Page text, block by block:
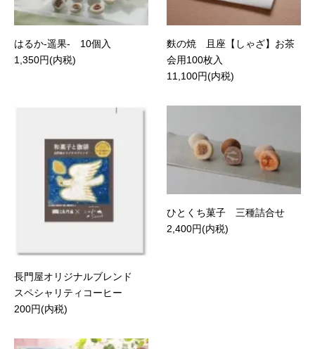
はるか-遥果- 10個入
1,350円(内税)
麩の焼 且座【しゃざ】お茶
会用100枚入
11,100円(内税)
長門屋オリジナルブレンド
スペシャリティコーヒー
200円(内税)
ひとくち菓子 三種詰合せ
2,400円(内税)